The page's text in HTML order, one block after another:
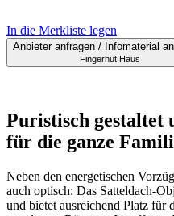
In die Merkliste legen
Anbieter anfragen / Infomaterial
Fingerhut Haus
Puristisch gestaltet
für die ganze
Neben den energetischen
auch optisch: Das Satteldach-
und bietet ausreichend Platz für